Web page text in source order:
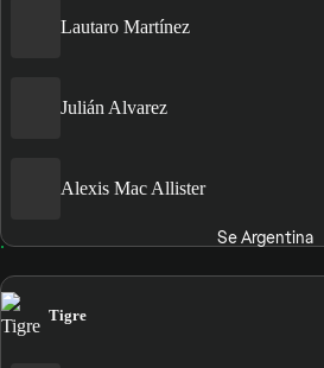
Lautaro Martínez
Julián Alvarez
Alexis Mac Allister
Se Argentina
Tigre